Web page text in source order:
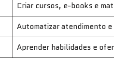
Criar cursos, e-books e
Automatizar atendimento
Aprender habilidades e